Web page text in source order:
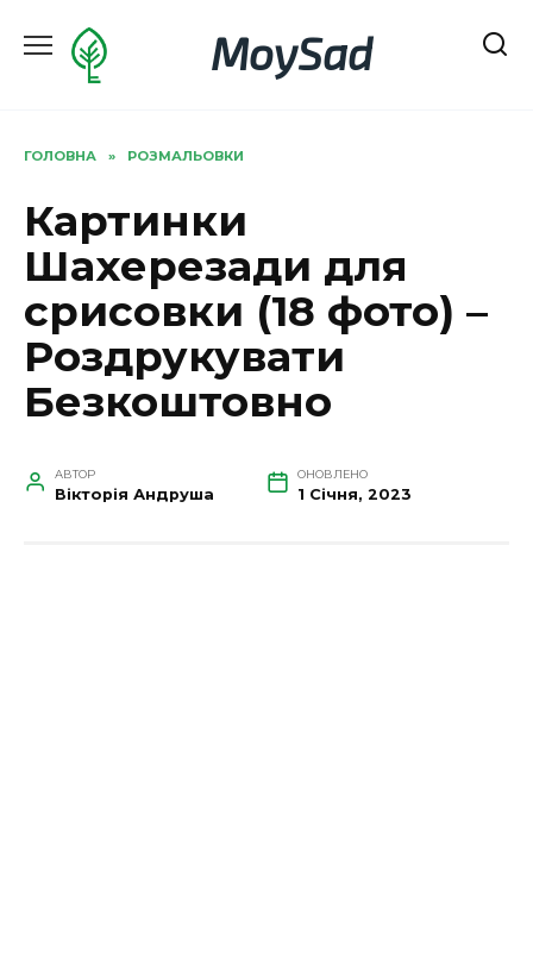
до
MoySad
ГОЛОВНА » РОЗМАЛЬОВКИ
Картинки
Шахерезади для
срисовки (18 фото) –
Роздрукувати
Безкоштовно
АВТОР
Вікторія Андруша
ОНОВЛЕНО
1 Січня, 2023